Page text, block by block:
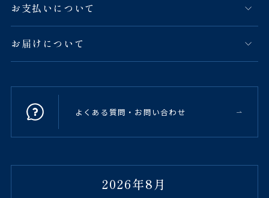
お支払いについて
お届けについて
よくある質問・お問い合わせ
2026年8月